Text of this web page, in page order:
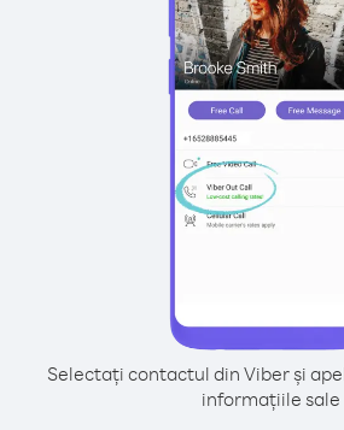
Selectați contactul din Viber și
informațiile sale